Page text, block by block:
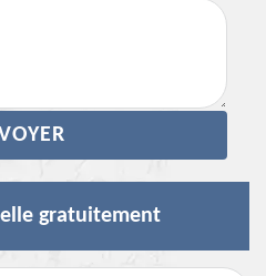
gratuitement